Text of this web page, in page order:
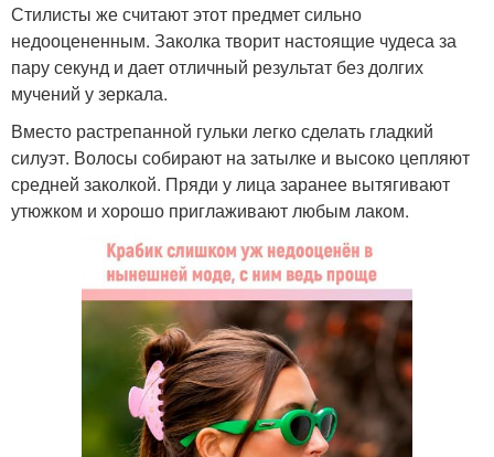
Стилисты же считают этот предмет сильно
недооцененным. Заколка творит настоящие чудеса за
пару секунд и дает отличный результат без долгих
мучений у зеркала.
Вместо растрепанной гульки легко сделать гладкий
силуэт. Волосы собирают на затылке и высоко цепляют
средней заколкой. Пряди у лица заранее вытягивают
утюжком и хорошо приглаживают любым лаком.